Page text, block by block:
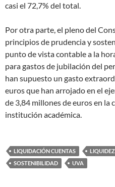
casi el 72,7% del total.
Por otra parte, el pleno del
principios de prudencia y
punto de vista contable a la
para gastos de jubilación del
han supuesto un gasto
euros que han arrojado en el
de 3,84 millones de euros en la
institución académica.
LIQUIDACIÓN CUENTAS LIQUIDEZ
SOSTENIBILIDAD
UVA